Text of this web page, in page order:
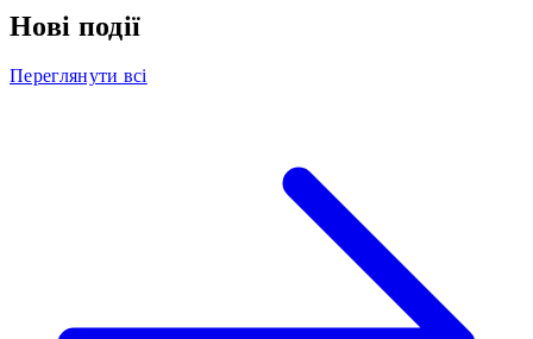
Нові події
Переглянути всі